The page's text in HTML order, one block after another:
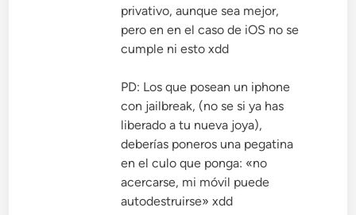
privativo, aunque sea mejor,
pero en en el caso de iOS no se
cumple ni esto xdd
PD: Los que posean un iphone
con jailbreak, (no se si ya has
liberado a tu nueva joya),
deberías poneros una pegatina
en el culo que ponga: «no
acercarse, mi móvil puede
autodestruirse» xdd